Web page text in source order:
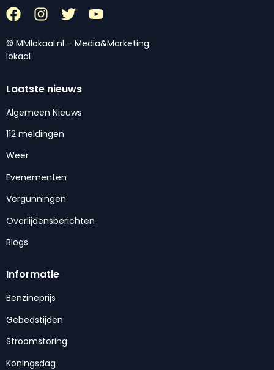
© MMlokaal.nl – Media&Marketing
lokaal
Laatste nieuws
Algemeen Nieuws
112 meldingen
Weer
Evenementen
Vergunningen
Overlijdensberichten
Blogs
Informatie
Benzineprijs
Gebedstijden
Stroomstoring
Koningsdag